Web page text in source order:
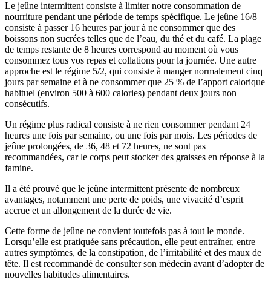
Le jeûne intermittent consiste à limiter notre consommation de
nourriture pendant une période de temps spécifique. Le jeûne 16/8
consiste à passer 16 heures par jour à ne consommer que des
boissons non sucrées telles que de l’eau, du thé et du café. La plage
de temps restante de 8 heures correspond au moment où vous
consommez tous vos repas et collations pour la journée. Une autre
approche est le régime 5/2, qui consiste à manger normalement cinq
jours par semaine et à ne consommer que 25 % de l’apport calorique
habituel (environ 500 à 600 calories) pendant deux jours non
consécutifs.
Un régime plus radical consiste à ne rien consommer pendant 24
heures une fois par semaine, ou une fois par mois. Les périodes de
jeûne prolongées, de 36, 48 et 72 heures, ne sont pas
recommandées, car le corps peut stocker des graisses en réponse à la
famine.
Il a été prouvé que le jeûne intermittent présente de nombreux
avantages, notamment une perte de poids, une vivacité d’esprit
accrue et un allongement de la durée de vie.
Cette forme de jeûne ne convient toutefois pas à tout le monde.
Lorsqu’elle est pratiquée sans précaution, elle peut entraîner, entre
autres symptômes, de la constipation, de l’irritabilité et des maux de
tête. Il est recommandé de consulter son médecin avant d’adopter de
nouvelles habitudes alimentaires.